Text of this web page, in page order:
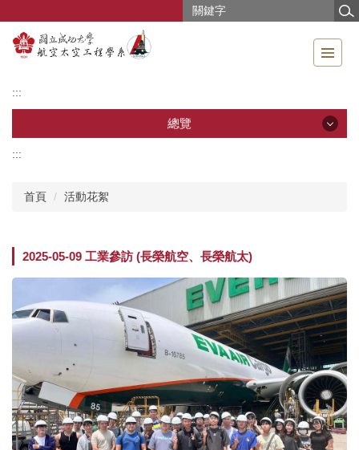
主
容
區
:::
總覽
公告訊息
成員介紹
教學研究
教學資源
課程規劃
常用表單
:::
首頁 活動花絮
2025-05-09 工業參訪 (長榮航空、長榮航太)